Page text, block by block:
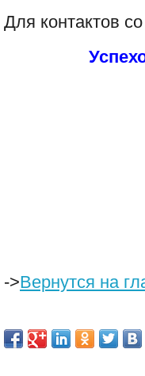
Для контактов
->Вернутся на